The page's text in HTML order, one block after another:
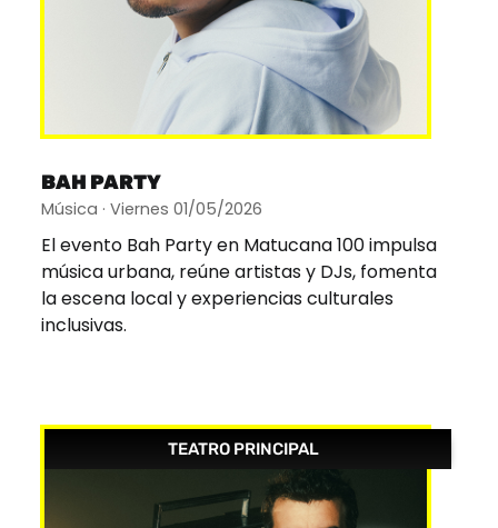
BAH PARTY
Música · Viernes 01/05/2026
El evento Bah Party en Matucana 100 impulsa
música urbana, reúne artistas y DJs, fomenta
la escena local y experiencias culturales
inclusivas.
TEATRO PRINCIPAL